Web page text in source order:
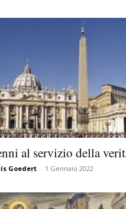
al servizio della
Goedert - 1 Gennaio 2022